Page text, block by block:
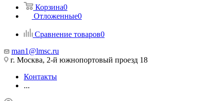
Корзина0
Отложенные0
Сравнение товаров0
man1@lmsc.ru
г. Москва, 2-й южнопортовый проезд 18
Контакты
...